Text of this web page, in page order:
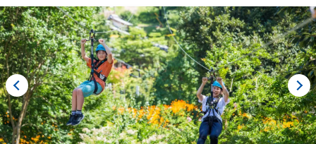
おすすめ
閲覧履歴
ご案内
English